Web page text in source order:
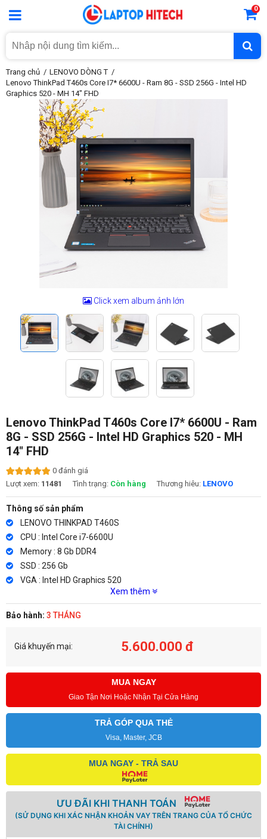
0
Trang chủ
LENOVO DÒNG T
Lenovo ThinkPad T460s Core I7* 6600U - Ram 8G - SSD 256G - Intel HD
Graphics 520 - MH 14″ FHD
Click xem album ảnh lớn
Lenovo ThinkPad T460s Core I7* 6600U - Ram
8G - SSD 256G - Intel HD Graphics 520 - MH
14″ FHD
0 đánh giá
Lượt xem: 11481 Tình trạng: Còn hàng Thương hiêu: LENOVO
Thông số sản phẩm
LENOVO THINKPAD T460S
CPU : Intel Core i7-6600U
Memory : 8 Gb DDR4
SSD : 256 Gb
VGA : Intel HD Graphics 520
Xem thêm
Bảo hành: 3 THÁNG
Giá khuyến mại: 5.600.000 đ
MUA NGAY
Giao Tận Nơi Hoặc Nhận Tại Cửa Hàng
TRẢ GÓP QUA THẺ
Visa, Master, JCB
MUA NGAY - TRẢ SAU
ƯU ĐÃI KHI THANH TOÁN
(SỬ DỤNG KHI XÁC NHẬN KHOẢN VAY TRÊN TRANG CỦA TỔ CHỨC
TÀI CHÍNH)